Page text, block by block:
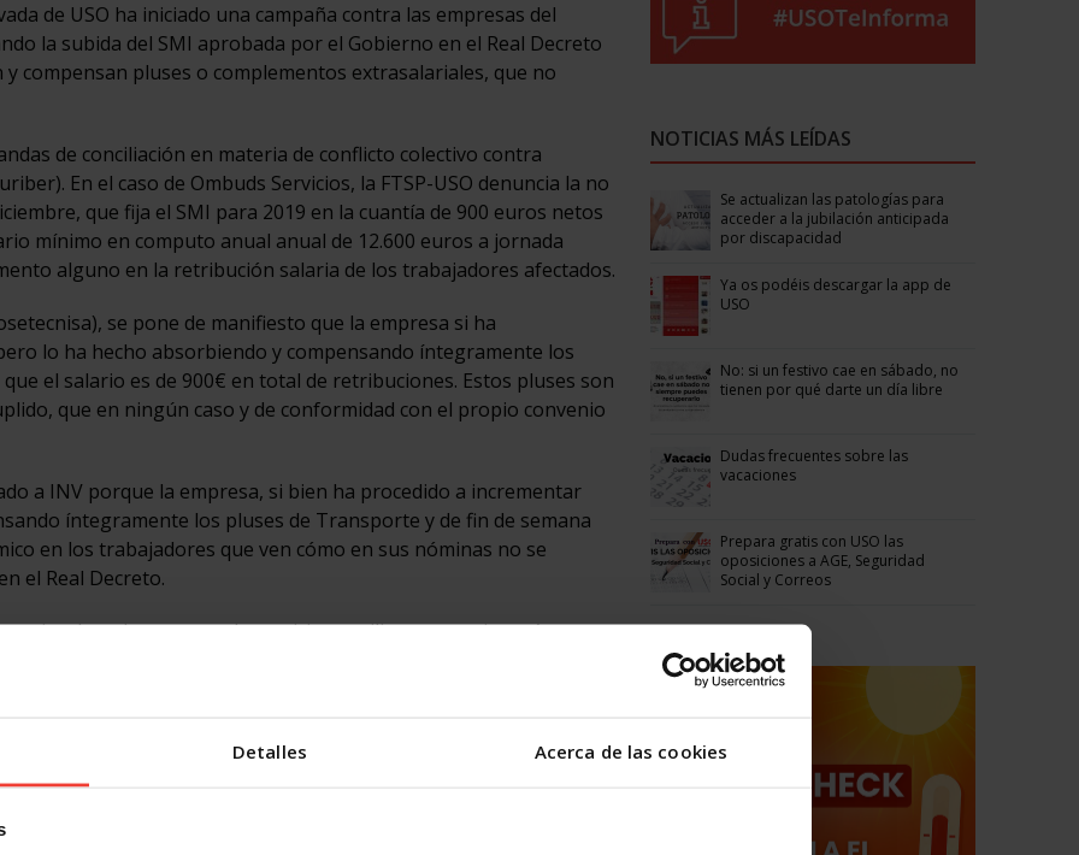
Detalles Acerca de las cookies
de USO ha iniciado una campaña contra las empresas del
la subida del SMI aprobada por el Gobierno en el Real Decreto
compensan pluses o complementos extrasalariales, que no
de conciliación en materia de conflicto colectivo contra
En el caso de Ombuds Servicios, la FTSP-USO denuncia la no
que fija el SMI para 2019 en la cuantía de 900 euros netos
mínimo en computo anual anual de 12.600 euros a jornada
alguno en la retribución salaria de los trabajadores afectados.
se pone de manifiesto que la empresa si ha
lo ha hecho absorbiendo y compensando íntegramente los
el salario es de 900€ en total de retribuciones. Estos pluses son
que en ningún caso y de conformidad con el propio convenio
a INV porque la empresa, si bien ha procedido a incrementar
íntegramente los pluses de Transporte y de fin de semana
en los trabajadores que ven cómo en sus nóminas no se
el Real Decreto.
de cada empresa de servicios auxiliares y continuarán
apliquen a todos los trabajadores el incremento del salario
NOTICIAS MÁS LEÍDAS
Se actualizan las patologías para
acceder a la jubilación anticipada
por discapacidad
Ya os podéis descargar la app de
USO
No: si un festivo cae en sábado, no
tienen por qué darte un día libre
Dudas frecuentes sobre las
vacaciones
Prepara gratis con USO las
oposiciones a AGE, Seguridad
Social y Correos